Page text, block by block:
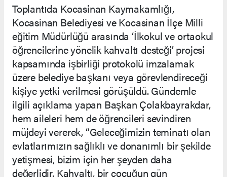
Toplantıda Kocasinan Kaymakamlığı,
Kocasinan Belediyesi ve Kocasinan İlçe Milli
eğitim Müdürlüğü arasında ‘İlkokul ve ortaokul
öğrencilerine yönelik kahvaltı desteği’ projesi
kapsamında işbirliği protokolü imzalamak
üzere belediye başkanı veya görevlendireceği
kişiye yetki verilmesi görüşüldü. Gündemle
ilgili açıklama yapan Başkan Çolakbayrakdar,
hem aileleri hem de öğrencileri sevindiren
müjdeyi vererek, “Geleceğimizin teminatı olan
evlatlarımızın sağlıklı ve donanımlı bir şekilde
yetişmesi, bizim için her şeyden daha
değerlidir. Kahvaltı, bir çocuğun gün